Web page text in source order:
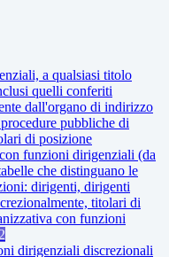
a qualsiasi titolo
quelli conferiti
dall'organo di indirizzo
pubbliche di
di posizione
funzioni dirigenziali (da
che distinguano le
dirigenti, dirigenti
titolari di
con funzioni
dirigenziali discrezionali